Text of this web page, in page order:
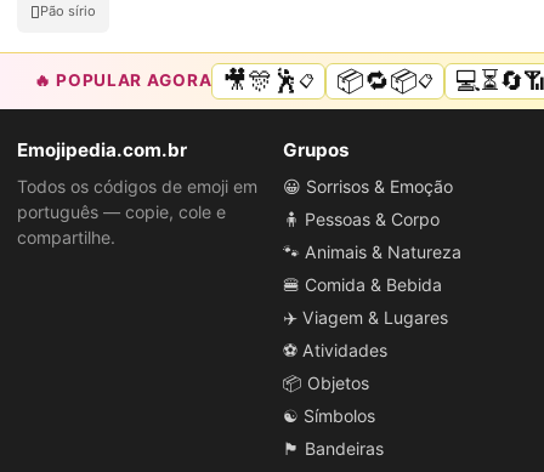
🫜Pão sírio
🔥 POPULAR AGORA 🎥🎊🕺📋 📦🔁📦📋
Emojipedia.com.br
Todos os códigos de emoji em
português — copie, cole e
compartilhe.
Grupos
😀 Sorrisos & Emoção
🧍 Pessoas & Corpo
🐾 Animais & Natureza
🍔 Comida & Bebida
✈️ Viagem & Lugares
⚽ Atividades
📦 Objetos
☯️ Símbolos
🏴 Bandeiras